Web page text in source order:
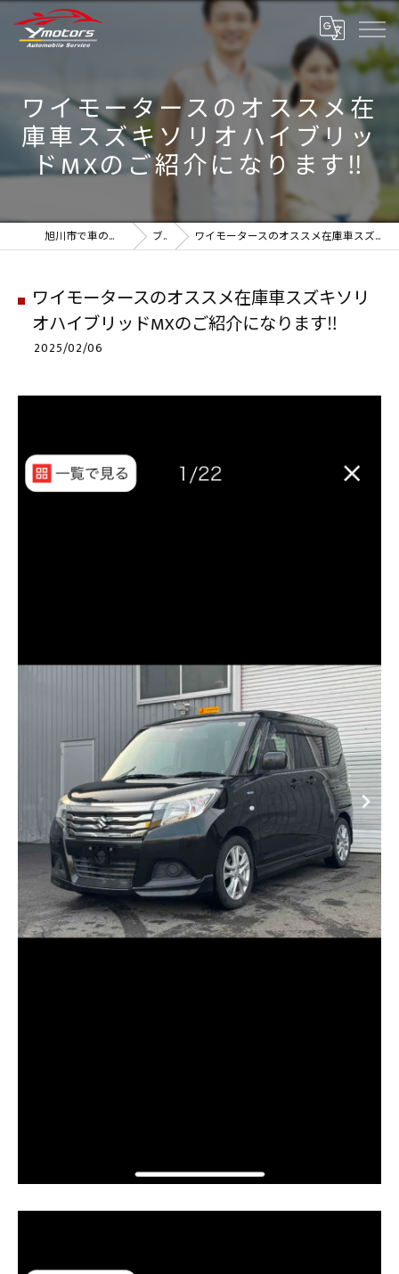
ワイモータースのオススメ在
庫車スズキソリオハイブリッ
ドMXのご紹介になります‼️
旭川市で車のことなら実績のYmotors ブログ ワイモータースのオススメ在庫車スズキソリオハイブリッドMXのご紹介になります‼️
ワイモータースのオススメ在庫車スズキソリ
オハイブリッドMXのご紹介になります‼️
2025/02/06